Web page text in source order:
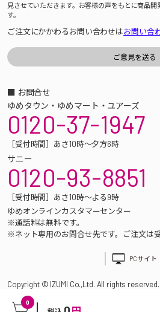
0
見させていただきます。お客様の声をもとに商品開
す。
ご注文にかかわるお問い合わせはお問い合
■ お問合せ
ゆめタウン・ゆめマート・ユアーズ
0120-37-1947
［受付時間］あさ10時～夕方6時
サニー
0120-93-8851
［受付時間］あさ10時～よる9時
ゆめオンラインカスタマーセンター
※通話料は無料です。
※ネット専用のお問合せ先です。ご注文は
PCサイト
Copyright © IZUMI Co.,Ltd. All rights reserved.